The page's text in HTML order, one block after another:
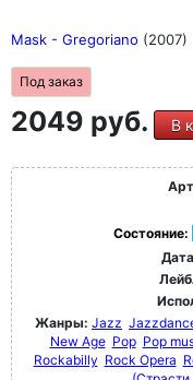
Mask - Gregoriano (2007)
Под заказ
2049 руб. В
Состояние:
Жанры: Jazz
New Age Pop Pop
Rockabilly Rock Opera